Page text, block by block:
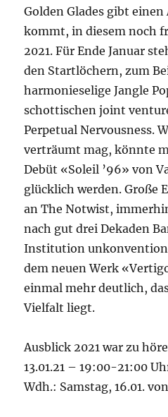
Golden Glades gibt einen
kommt, in diesem noch
2021. Für Ende Januar
den Startlöchern, zum
harmonieselige Jangle
schottischen joint
Perpetual Nervousness.
verträumt mag, könnte
Debüt «Soleil ’96» von
glücklich werden. Große
an The Notwist,
nach gut drei Dekaden
Institution
dem neuen Werk
einmal mehr deutlich,
Vielfalt liegt.
Ausblick 2021 war zu
13.01.21 – 19:00-21:00
Wdh.: Samstag, 16.01.